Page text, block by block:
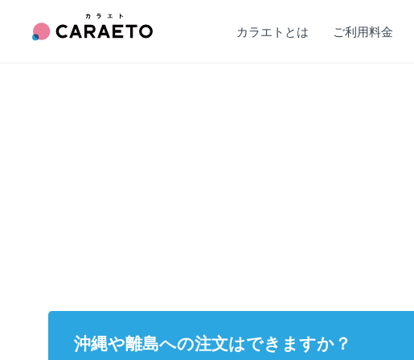
カラエトとは ご利用料金
沖縄や離島への注文はできますか？